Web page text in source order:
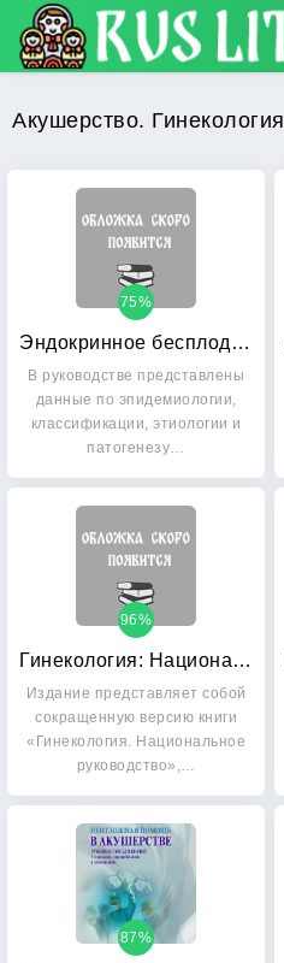
Акушерство. Гинекология
Эндокринное бесплодие: От программируемого зачатия до экстракорпорального оплодотворения. Руководство для врачей. Классификация бесплодия, репродуктивное старение, клиническая картина и диагностика, лечение эндокринного бесплодия
75%
В руководстве представлены
данные по эпидемиологии,
классификации, этиологии и
патогенезу…
Гинекология: Национальное руководство. Краткое издание
96%
Издание представляет собой
сокращенную версию книги
«Гинекология. Национальное
руководство»,…
87%